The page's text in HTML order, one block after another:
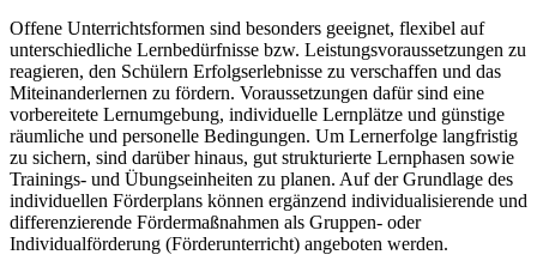
Offene Unterrichtsformen sind besonders geeignet, flexibel auf
unterschiedliche Lernbedürfnisse bzw. Leistungsvoraussetzungen zu
reagieren, den Schülern Erfolgserlebnisse zu verschaffen und das
Miteinanderlernen zu fördern. Voraussetzungen dafür sind eine
vorbereitete Lernumgebung, individuelle Lernplätze und günstige
räumliche und personelle Bedingungen. Um Lernerfolge langfristig
zu sichern, sind darüber hinaus, gut strukturierte Lernphasen sowie
Trainings- und Übungseinheiten zu planen. Auf der Grundlage des
individuellen Förderplans können ergänzend individualisierende und
differenzierende Fördermaßnahmen als Gruppen- oder
Individualförderung (Förderunterricht) angeboten werden.